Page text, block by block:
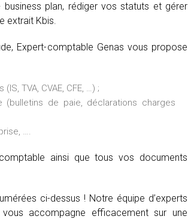
business plan, rédiger vos statuts et gérer
extrait Kbis.
Expert-comptable Genas vous propose
TVA, CVAE, CFE, …) ;
de paie, déclarations charges
….
ainsi que tous vos documents
ci-dessus ! Notre équipe d’experts
accompagne efficacement sur une